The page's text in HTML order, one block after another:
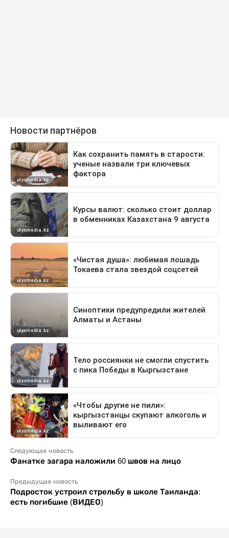
Следующая новость
Фанатке загара наложили 60 швов на лицо
Предыдущая новость
Подросток устроил стрельбу в школе Таиланда:
есть погибшие (ВИДЕО)